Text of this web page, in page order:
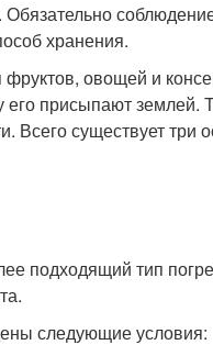
хранения.
овощей и
присыпают землей.
Всего существует три
подходящий тип
следующие условия: